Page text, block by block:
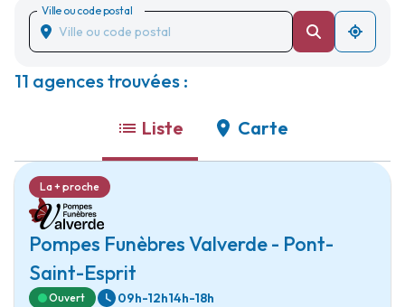
Ville ou code postal
11 agences trouvées :
Liste Carte
Pompes Funèbres Valverde - Pont-
Saint-Esprit
La + proche
Ouvert 09h-12h14h-18h